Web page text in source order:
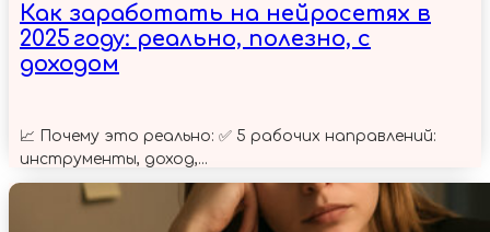
Как заработать на нейросетях в
2025 году: реально, полезно, с
доходом
📈 Почему это реально: ✅ 5 рабочих направлений:
инструменты, доход,...